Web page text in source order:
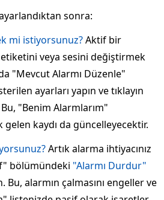
sonra:
mi istiyorsunuz?Aktif bir
etiketini veya sesini değiştirmek
"Mevcut Alarmı Düzenle"
ayarları yapın ve tıklayın
Bu, "Benim Alarmlarım"
gelen kaydı da güncelleyecektir.
Artık alarma ihtiyacınız
bölümündeki "Alarmı Durdur"
Bu, alarmın çalmasını engeller ve